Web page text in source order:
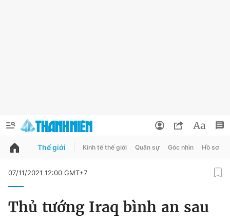
QUẢNG CÁO
Đổi mật khẩu
Thế giới Kinh tế thế giới Quân sự Góc nhìn Hồ sơ
07/11/2021 12:00 GMT+7
Thủ tướng Iraq bình an sau